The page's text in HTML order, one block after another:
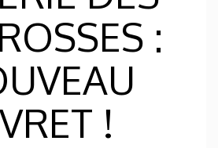
:
!